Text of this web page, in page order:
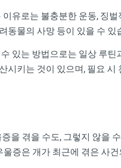
유로는 불충분한 운동, 징
동물의 사망 등이 있을 수 있
있는 방법으로는 일상 루
시키는 것이 있으며, 필요
을 겪을 수도, 그렇지 않을
증은 개가 최근에 겪은 사